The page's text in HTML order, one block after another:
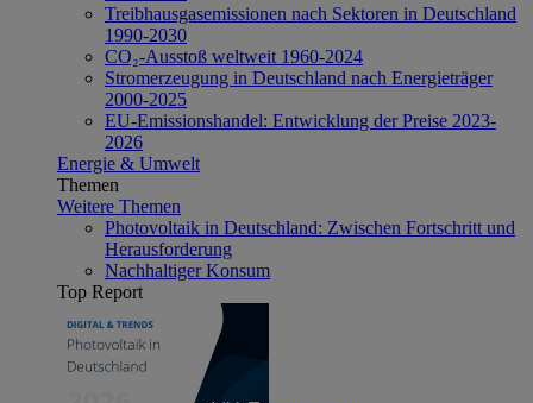
Treibhausgasemissionen nach Sektoren in Deutschland
1990-2030
CO₂-Ausstoß weltweit 1960-2024
Stromerzeugung in Deutschland nach Energieträger
2000-2025
EU-Emissionshandel: Entwicklung der Preise 2023-
2026
Energie & Umwelt
Themen
Weitere Themen
Photovoltaik in Deutschland: Zwischen Fortschritt und
Herausforderung
Nachhaltiger Konsum
Top Report